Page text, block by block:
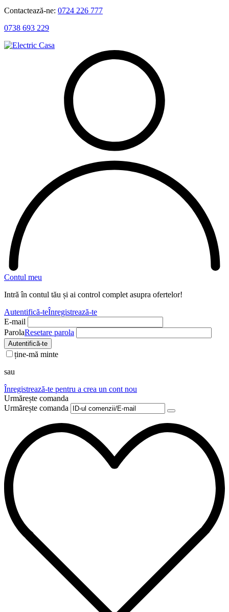
Contactează-ne: 0724 226 777
0738 693 229
Contul meu
Intră în contul tău și ai control complet asupra ofertelor!
Autentifică-teÎnregistrează-te
E-mail
ParolaResetare parola
Autentifică-te
ține-mă minte
sau
Înregistrează-te pentru a crea un cont nou
Urmărește comanda
Urmărește comanda